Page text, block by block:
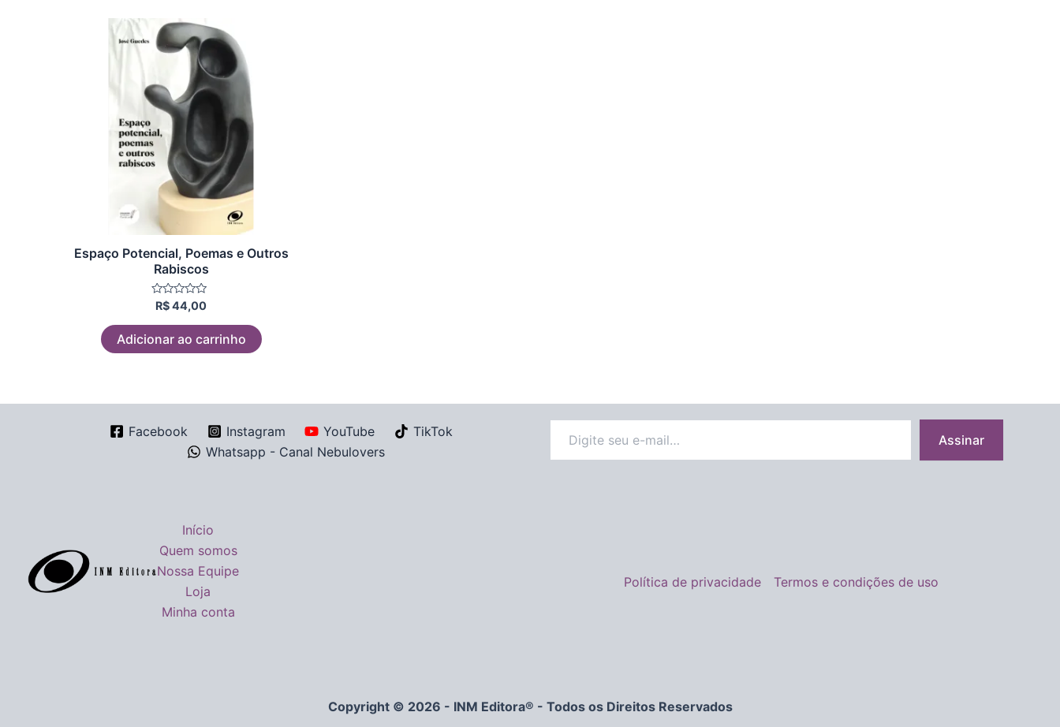
Espaço Potencial, Poemas e Outros
Rabiscos
Avaliação
de
5
R$44,00
Adicionar ao carrinho
Facebook Instagram YouTube
TikTok
Whatsapp - Canal Nebulovers
Assinar
Início
Quem somos
Nossa Equipe
Loja
Minha conta
Política de privacidade Termos e condições de uso
Copyright © 2026 - INM Editora® - Todos os Direitos Reservados